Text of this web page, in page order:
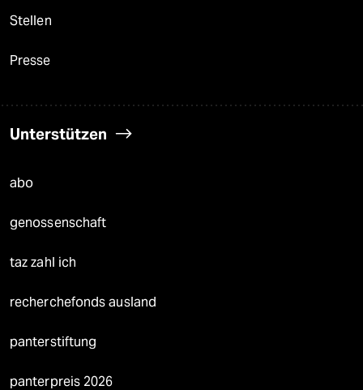
Stellen
Presse
Unterstützen
abo
genossenschaft
taz zahl ich
recherchefonds ausland
panterstiftung
panterpreis 2026